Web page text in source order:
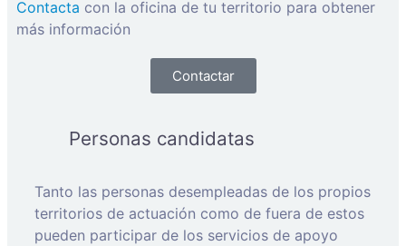
Contacta con la oficina de tu territorio para obtener
más información
Contactar
Personas candidatas
Tanto las personas desempleadas de los propios
territorios de actuación como de fuera de estos
pueden participar de los servicios de apoyo